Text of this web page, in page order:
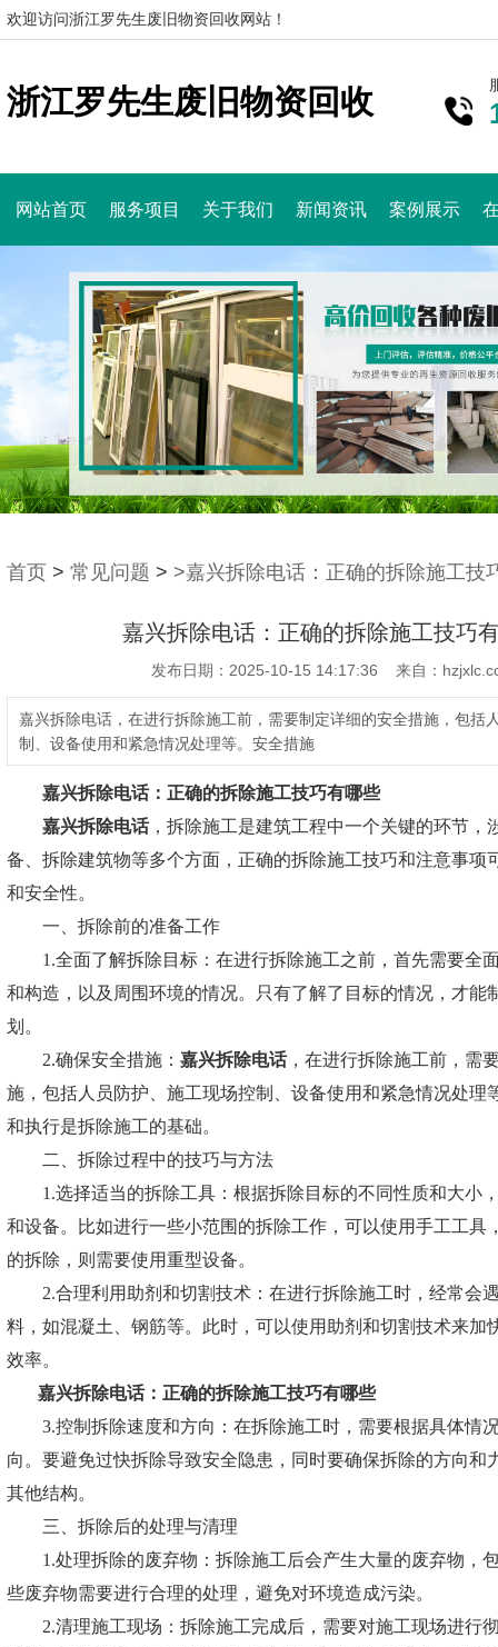
欢迎访问浙江罗先生废旧物资回收网站！
浙江罗先生废旧物资回收
网站首页 服务项目 关于我们 新闻资讯 案例展示
首页 > 常见问题 > >嘉兴拆除电话：正确的拆除施工技
嘉兴拆除电话：正确的拆除施工技巧
发布日期：2025-10-15 14:17:36 来自：
嘉兴拆除电话，在进行拆除施工前，需要制定详细的安全措施，包括
制、设备使用和紧急情况处理等。安全措施
嘉兴拆除电话：正确的拆除施工技巧有哪些
嘉兴拆除电话，拆除施工是建筑工程中一个关键的环节，
备、拆除建筑物等多个方面，正确的拆除施工技巧和注意事项
和安全性。
一、拆除前的准备工作
1.全面了解拆除目标：在进行拆除施工之前，首先需要全
和构造，以及周围环境的情况。只有了解了目标的情况，才能
划。
2.确保安全措施： 嘉兴拆除电话，在进行拆除施工前，需
施，包括人员防护、施工现场控制、设备使用和紧急情况处理
和执行是拆除施工的基础。
二、拆除过程中的技巧与方法
1.选择适当的拆除工具：根据拆除目标的不同性质和大小
和设备。比如进行一些小范围的拆除工作，可以使用手工工具
的拆除，则需要使用重型设备。
2.合理利用助剂和切割技术：在进行拆除施工时，经常会
料，如混凝土、钢筋等。此时，可以使用助剂和切割技术来加
效率。
嘉兴拆除电话：正确的拆除施工技巧有哪些
3.控制拆除速度和方向：在拆除施工时，需要根据具体情
向。要避免过快拆除导致安全隐患，同时要确保拆除的方向和
其他结构。
三、拆除后的处理与清理
1.处理拆除的废弃物：拆除施工后会产生大量的废弃物，
些废弃物需要进行合理的处理，避免对环境造成污染。
2.清理施工现场：拆除施工完成后，需要对施工现场进行